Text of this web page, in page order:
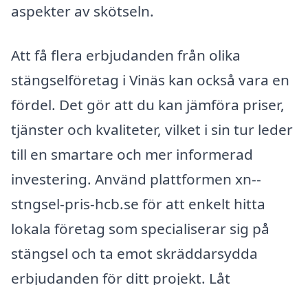
aspekter av skötseln.
Att få flera erbjudanden från olika
stängselföretag i Vinäs kan också vara en
fördel. Det gör att du kan jämföra priser,
tjänster och kvaliteter, vilket i sin tur leder
till en smartare och mer informerad
investering. Använd plattformen xn--
stngsel-pris-hcb.se för att enkelt hitta
lokala företag som specialiserar sig på
stängsel och ta emot skräddarsydda
erbjudanden för ditt projekt. Låt